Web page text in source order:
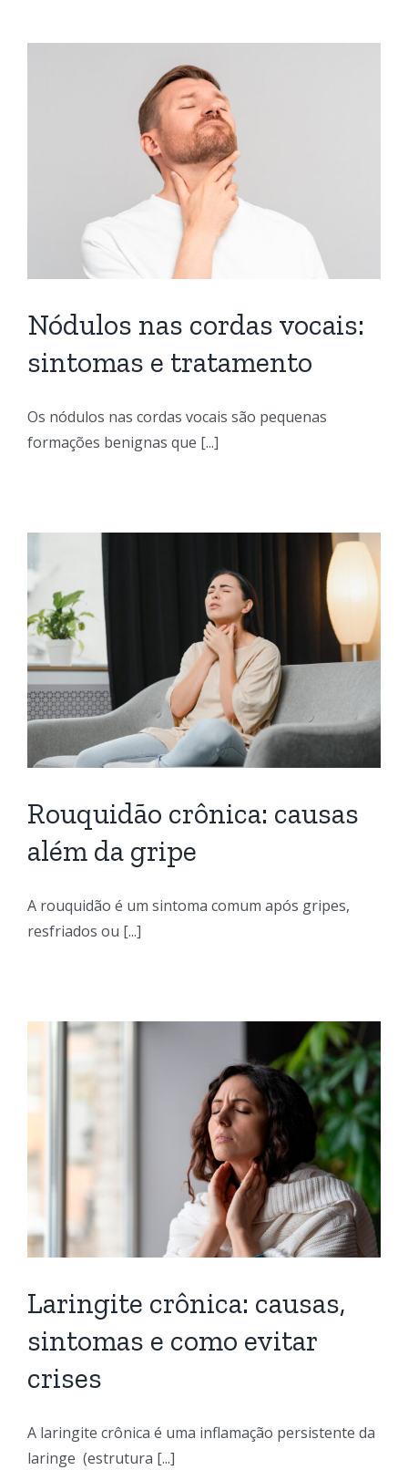
Nódulos nas cordas vocais:
sintomas e tratamento
Os nódulos nas cordas vocais são pequenas
formações benignas que [...]
Rouquidão crônica: causas
além da gripe
A rouquidão é um sintoma comum após gripes,
resfriados ou [...]
Laringite crônica: causas,
sintomas e como evitar
crises
A laringite crônica é uma inflamação persistente da
laringe (estrutura [...]